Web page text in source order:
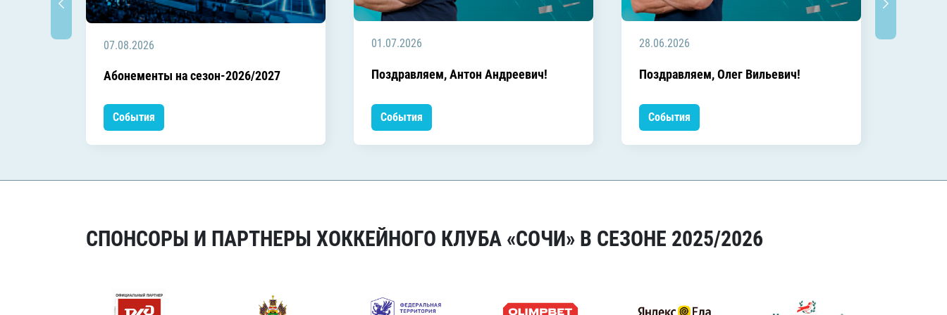
07.08.2026
Абонементы на сезон-2026/2027
События
01.07.2026
Поздравляем, Антон Андреевич!
События
28.06.2026
Поздравляем, Олег Вильевич!
События
СПОНСОРЫ И ПАРТНЕРЫ ХОККЕЙНОГО КЛУБА «СОЧИ» В СЕЗОНЕ 2025/2026